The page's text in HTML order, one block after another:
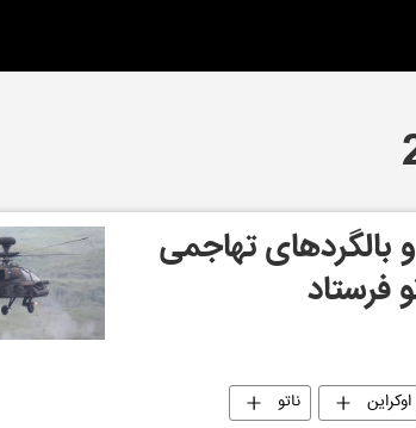
آمریکا جنگنده های اف-35 و بالگردهای تهاجمی
اوکراین ناتو